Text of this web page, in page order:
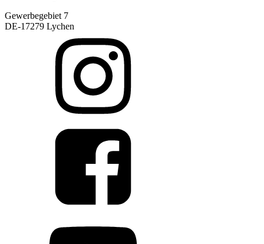
Gewerbegebiet 7
DE-17279 Lychen